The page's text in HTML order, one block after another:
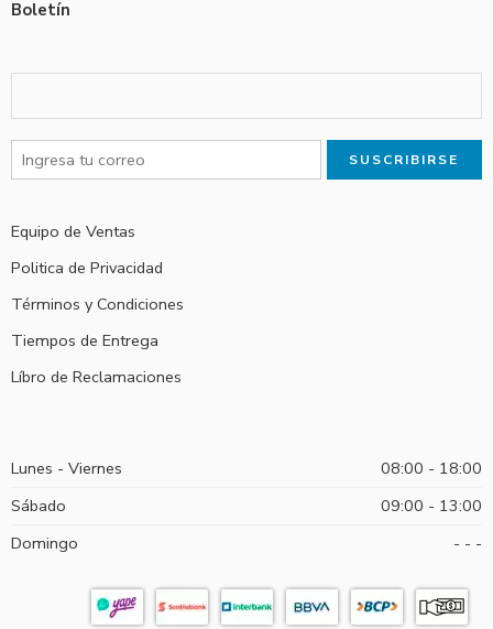
Boletín
Equipo de Ventas
Politica de Privacidad
Términos y Condiciones
Tiempos de Entrega
Líbro de Reclamaciones
Lunes - Viernes
08:00 - 18:00
Sábado
09:00 - 13:00
Domingo
- - -